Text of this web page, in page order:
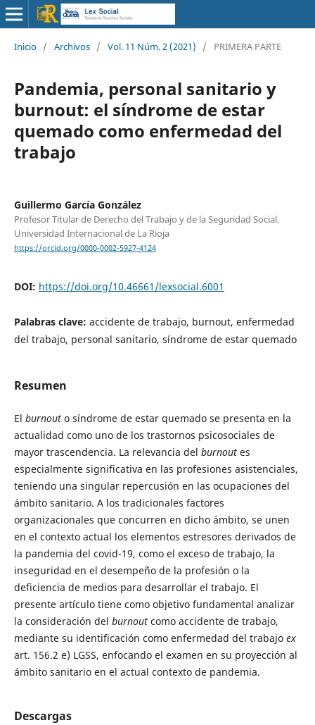
Inicio / Archivos / Vol. 11 Núm. 2 (2021) / PRIMERA PARTE
Pandemia, personal sanitario y
burnout: el síndrome de estar
quemado como enfermedad del
trabajo
Guillermo García González
Profesor Titular de Derecho del Trabajo y de la Seguridad Social.
Universidad Internacional de La Rioja
https://orcid.org/0000-0002-5927-4124
DOI: https://doi.org/10.46661/lexsocial.6001
Palabras clave: accidente de trabajo, burnout, enfermedad
del trabajo, personal sanitario, síndrome de estar quemado
Resumen
El burnouto síndrome de estar quemado se presenta en la
actualidad como uno de los trastornos psicosociales de
mayor trascendencia. La relevancia del burnoutes
especialmente significativa en las profesiones asistenciales,
teniendo una singular repercusión en las ocupaciones del
ámbito sanitario. A los tradicionales factores
organizacionales que concurren en dicho ámbito, se unen
en el contexto actual los elementos estresores derivados de
la pandemia del covid-19, como el exceso de trabajo, la
inseguridad en el desempeño de la profesión o la
deficiencia de medios para desarrollar el trabajo. El
presente artículo tiene como objetivo fundamental analizar
la consideración del burnoutcomo accidente de trabajo,
mediante su identificación como enfermedad del trabajo ex
art. 156.2 e) LGSS, enfocando el examen en su proyección al
ámbito sanitario en el actual contexto de pandemia.
Descargas